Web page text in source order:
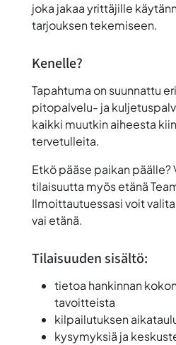
joka jakaa yrittäjille
tarjouksen tekemiseen.
Kenelle?
Tapahtuma on suunnattu
pitopalvelu- ja
kaikki muutkin aiheesta
tervetulleita.
Etkö pääse paikan päälle?
tilaisuutta myös etänä
Ilmoittautuessasi voit
vai etänä.
Tilaisuuden sisältö:
tietoa hankinnan
tavoitteista
kilpailutuksen
kysymyksiä ja